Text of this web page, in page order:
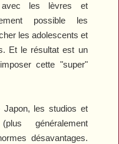
avec les lèvres et
possible les
les adolescents et
Et le résultat est un
cette "super"
les studios et
généralement
désavantages.